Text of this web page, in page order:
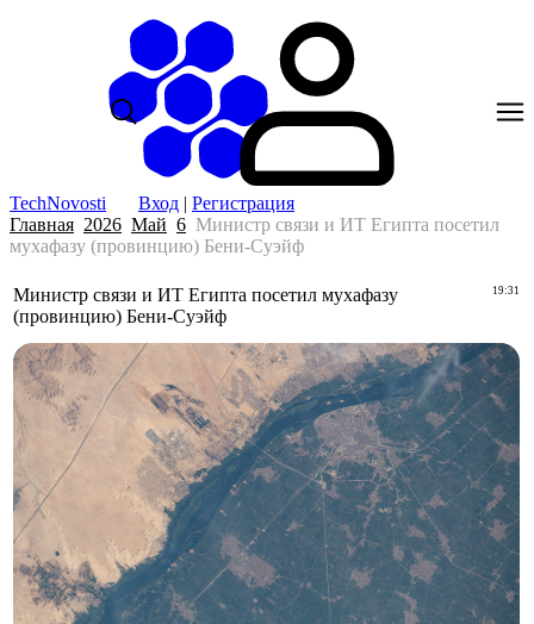
TechNovosti Вход | Регистрация
Главная 2026 Май 6 Министр связи и ИТ Египта посетил
мухафазу (провинцию) Бени-Суэйф
19:31
Министр связи и ИТ Египта посетил мухафазу
(провинцию) Бени-Суэйф